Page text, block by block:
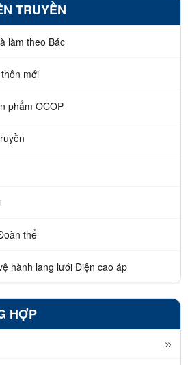
TRUYỀN
làm theo Bác
mới
phẩm OCOP
thể
hành lang lưới Điện cao áp
HỢP